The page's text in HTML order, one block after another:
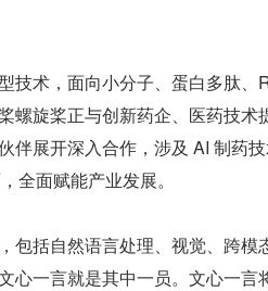
技术，面向小分子、蛋白多肽、
螺旋桨正与创新药企、医药技术
展开深入合作，涉及 AI 制药技
全面赋能产业发展。
括自然语言处理、视觉、跨模态
心一言就是其中一员。文心一言